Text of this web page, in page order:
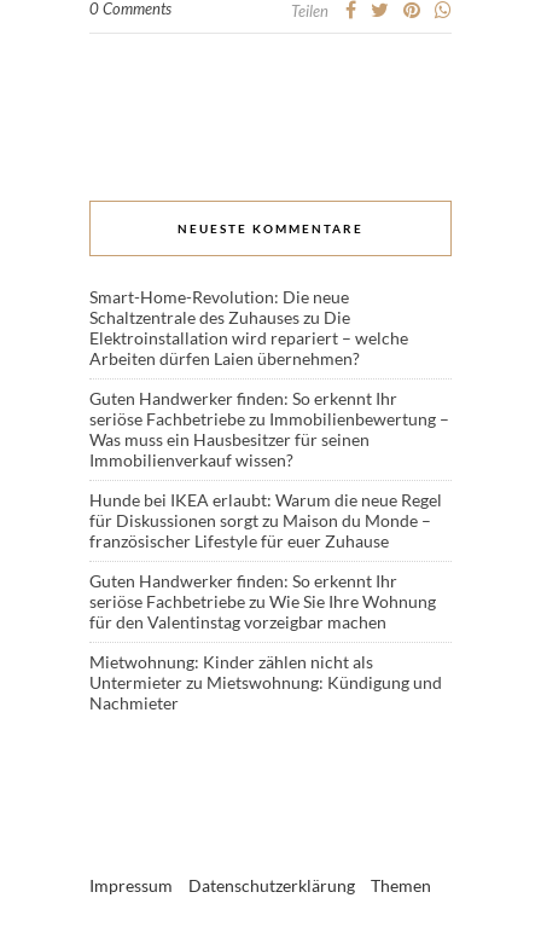
0 Comments Teilen
NEUESTE KOMMENTARE
Smart-Home-Revolution: Die neue
Schaltzentrale des Zuhauseszu Die
Elektroinstallation wird repariert – welche
Arbeiten dürfen Laien übernehmen?
Guten Handwerker finden: So erkennt Ihr
seriöse Fachbetriebezu Immobilienbewertung –
Was muss ein Hausbesitzer für seinen
Immobilienverkauf wissen?
Hunde bei IKEA erlaubt: Warum die neue Regel
für Diskussionen sorgtzu Maison du Monde –
französischer Lifestyle für euer Zuhause
Guten Handwerker finden: So erkennt Ihr
seriöse Fachbetriebezu Wie Sie Ihre Wohnung
für den Valentinstag vorzeigbar machen
Mietwohnung: Kinder zählen nicht als
Untermieterzu Mietswohnung: Kündigung und
Nachmieter
Impressum Datenschutzerklärung Themen